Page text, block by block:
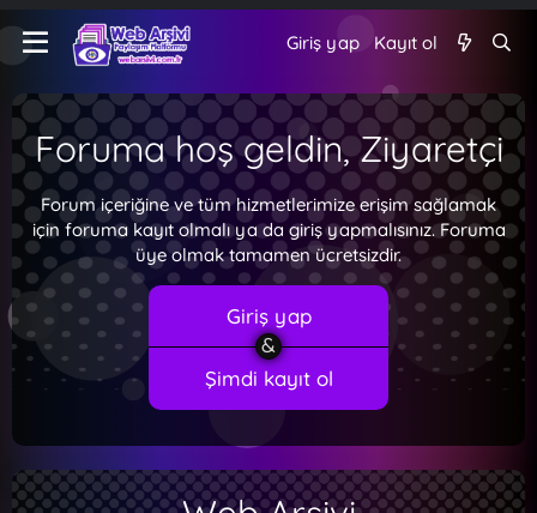
Giriş yap Kayıt ol
Foruma hoş geldin, Ziyaretçi
Forum içeriğine ve tüm hizmetlerimize erişim sağlamak
için foruma kayıt olmalı ya da giriş yapmalısınız. Foruma
üye olmak tamamen ücretsizdir.
Giriş yap
Şimdi kayıt ol